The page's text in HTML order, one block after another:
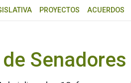
PROYECTOS ACUERDOS
Senadores